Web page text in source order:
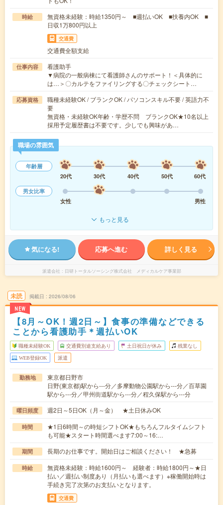
時給
無資格未経験：時給1350円～ ■週払いOK ■扶養内OK ■
日収1万800円以上
交通費
交通費全額支給
仕事内容
看護助手
▼病院の一般病棟にて看護師さんのサポート！＜具体的に
は…＞〇カルテをファイリングする〇チェックシート…
応募資格
職種未経験OK / ブランクOK / パソコンスキル不要 / 英語力不
要
無資格・未経験OK年齢・学歴不問 ブランクOK★10名以上
採用予定履歴書は不要です。少しでも興味があ…
職場の雰囲気
年齢層
20代
30代 40代 50代
60代
男女比率
女性
男性
もっと見る
気になる! 応募へ進む 詳しく見る
派遣会社 日研トータルソーシング株式会社 メディカルケア事業部
未読
NEW
掲載日 2026/08/06
【8月～OK！週2日～】食事の準備などできる
ことから看護助手＊週払いOK
職種未経験OK 交通費別途支給あり 土日祝日が休み 残業なし
WEB登録OK 派遣
勤務地
東京都日野市
日野(東京都)駅から---分／多摩動物公園駅から---分／百草園
駅から---分／甲州街道駅から---分／程久保駅から---分
曜日頻度 週2日～5日OK（月～金） ★土日休みOK
時間
★1日6時間～の時短シフトOK★もちろんフルタイムシフト
も可能★スタート時間選べます7:00～16:…
期間 長期のお仕事です。開始日はご相談ください！ ★急募
時給
無資格未経験：時給1600円～ 経験者：時給1800円～★日
払い／週払い制度あり（月払いも選べます）※稼働開始時は
手続き完了次第のお支払いとなります。
交通費